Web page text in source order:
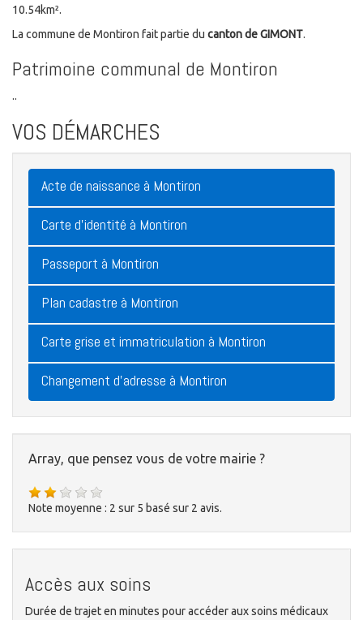
10.54km².
La commune de Montiron fait partie du canton de GIMONT.
Patrimoine communal de Montiron
..
VOS DÉMARCHES
Acte de naissance à Montiron
Carte d'identité à Montiron
Passeport à Montiron
Plan cadastre à Montiron
Carte grise et immatriculation à Montiron
Changement d'adresse à Montiron
Array, que pensez vous de votre mairie ?
Note moyenne : 2 sur 5 basé sur 2 avis.
Accès aux soins
Durée de trajet en minutes pour accéder aux soins médicaux